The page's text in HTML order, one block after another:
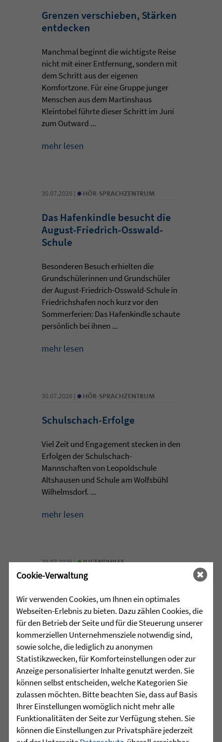
Grenzen verschieben, Stärken
entdecken
Manchmal beginnt die wichtigste Reise
nicht mit einer Entfernung, sondern mit
dem Schritt aus der eigenen
Komfortzone. Für eine Gruppe junger
Menschen aus dem Martinshaus
Kleintobel führte dieser Schritt im Juni
zum Outward ...
mehr lesen
30.07.2026 | • HÖR-SPRACHZENTRUM
Das Hafenkindle besucht die
August-Friedrich-Osswald-
Schule
Besonderen Besuch erhielten die
Grundschülerinnen und Grundschüler
der August-Friedrich-Osswald-Schule in
Friedrichshafen noch kurz vor den
Sommerferien: Das Hafenkindle schaute
persönlich bei ihnen ...
mehr lesen
30.07.2026 | • HÖR-SPRACHZENTRUM
Schulschach-Erfolge
Viel Zeit und Engagement stecken in den
Erfolgen der Schulschach-
Mannschaften von Leopoldschule
Altshausen und Schule am Wolfsbühl
Wilhelmsdorf. ...
mehr lesen
29.07.2026 |•JUGENDHILFE
manchmal nicht.
Acht junge Menschen feierten Ende Juli
ihren erfolgreichen Abschluss der 10.
Klasse in der Jugendhilfeeinrichtung
Martinshaus ...
mehr lesen
29.07.2026 |• HÖR-SPRACHZENTRUM
Cookie-Verwaltung
Wir verwenden Cookies, um Ihnen ein optimales
Webseiten-Erlebnis zu bieten. Dazu zählen Cookies, die
für den Betrieb der Seite und für die Steuerung unserer
kommerziellen Unternehmensziele notwendig sind,
sowie solche, die lediglich zu anonymen
Statistikzwecken, für Komforteinstellungen oder zur
Anzeige personalisierter Inhalte genutzt werden. Sie
können selbst entscheiden, welche Kategorien Sie
zulassen möchten. Bitte beachten Sie, dass auf Basis
Ihrer Einstellungen womöglich nicht mehr alle
Funktionalitäten der Seite zur Verfügung stehen. Sie
können die Einstellungen zur Privatsphäre jederzeit